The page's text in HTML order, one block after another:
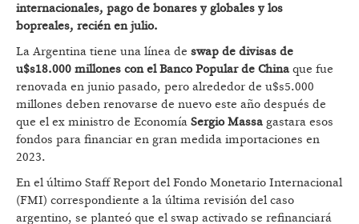
internacionales, pago de bonares y globales y los
bopreales, recién en julio.
La Argentina tiene una línea de swap de divisas de
u$s18.000 millones con el Banco Popular de China que fue
renovada en junio pasado, pero alrededor de u$s5.000
millones deben renovarse de nuevo este año después de
que el ex ministro de Economía Sergio Massa gastara esos
fondos para financiar en gran medida importaciones en
2023.
En el último Staff Report del Fondo Monetario Internacional
(FMI) correspondiente a la última revisión del caso
argentino, se planteó que el swap activado se refinanciará